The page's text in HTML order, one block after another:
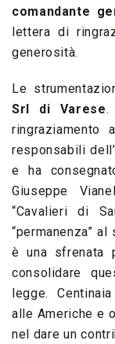
comandante
lettera di
generosità.
Le
Srl di Varese.
ringraziamento
responsabili
e ha
Giuseppe
“Cavalieri di
“permanenza”
è una sfrenata
consolidare
legge.
alle Americhe e
nel dare un